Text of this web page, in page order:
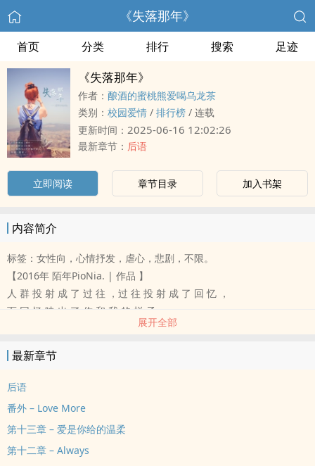
《失落那年》
首页 分类 排行 搜索 足迹
《失落那年》
作者： 酿酒的蜜桃熊爱喝乌龙茶
类别： 校园爱情 / 排行榜 / 连载
更新时间： 2025-06-16 12:02:26
最新章节： 后语
立即阅读 章节目录 加入书架
内容简介
标签：女性向，心情抒发，虐心，悲剧，不限。
【2016年 陌年PioNia. | 作品 】
人 群 投 射 成 了 过 往 ，过 往 投 射 成 了 回 忆 ，
而 回 忆 映 出 了 你 和 我 的 样 子 。
「不要全世界都放在妳肩上。否则，别怪我毁了妳的世界。」轻挑眉
头，我习惯性地把手插入裤袋。
的。」
我颠倒了我的世界，只为了摆正妳扭曲的影子。
也许我曾经路过妳的世界，也许每一次佯装的看不见，背后隐藏的是
展开全部
最新章节
后语
番外 – Love More
第十三章 – 爱是你给的温柔
第十二章 – Always